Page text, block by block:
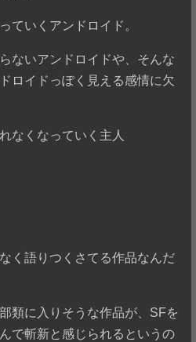
ていくアンドロイド。
ないアンドロイドや、そんな
ロイドっぽく見える感情に欠
なくなっていく主人
く語りつくさてる作品なんだ
類に入りそうな作品が、SFを
で斬新と感じられるというの